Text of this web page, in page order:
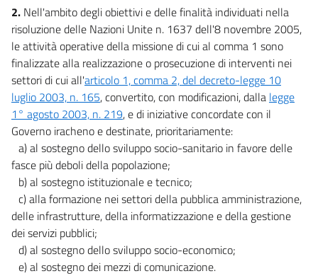
2. Nell'ambito degli obiettivi e delle finalità individuati nella
risoluzione delle Nazioni Unite n. 1637 dell'8 novembre 2005,
le attività operative della missione di cui al comma 1 sono
finalizzate alla realizzazione o prosecuzione di interventi nei
settori di cui all'articolo 1, comma 2, del decreto-legge 10
luglio 2003, n. 165, convertito, con modificazioni, dalla legge
1° agosto 2003, n. 219, e di iniziative concordate con il
Governo iracheno e destinate, prioritariamente:
a) al sostegno dello sviluppo socio-sanitario in favore delle
fasce più deboli della popolazione;
b) al sostegno istituzionale e tecnico;
c) alla formazione nei settori della pubblica amministrazione,
delle infrastrutture, della informatizzazione e della gestione
dei servizi pubblici;
d) al sostegno dello sviluppo socio-economico;
e) al sostegno dei mezzi di comunicazione.